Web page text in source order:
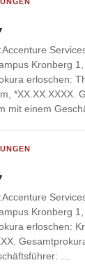
Kronberg
erloschen:
*XX.XX.XXXX.
mit einem
Kronberg
erloschen:
…